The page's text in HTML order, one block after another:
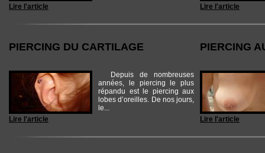
Lire l'article
Lire l'article
PIERCING DU CARTILAGE
Depuis de nombreuses
années, le piercing le plus
répandu est le piercing aux
lobes d’oreilles. De nos jours,
le...
Lire l'article
PIERCING
Lire l'article